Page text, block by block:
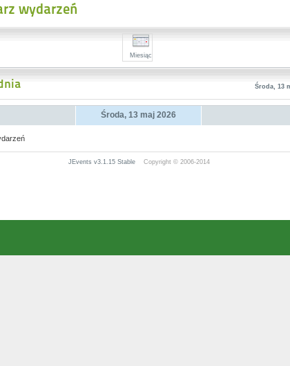
wydarzeń
Miesiąc
Środa, 13
Środa, 13 maj 2026
JEvents v3.1.15 Stable Copyright © 2006-2014